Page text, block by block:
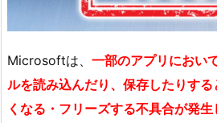
Microsoftは、 一部のアプリにおい
ルを読み込んだり、保存したりす
くなる・フリーズする不具合が発